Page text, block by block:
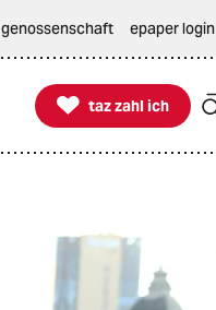
genossenschaft epaper login

taz zahl ich
taz zahl ich